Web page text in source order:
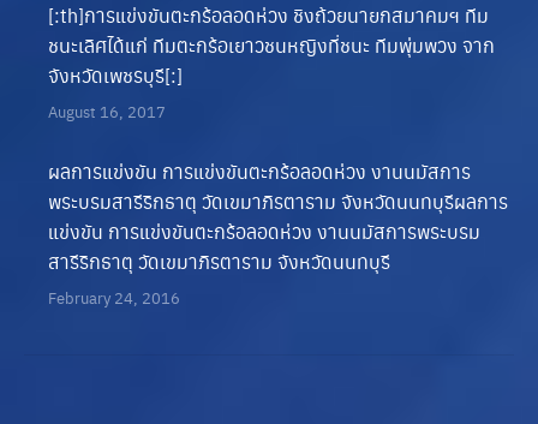
[:th]การแข่งขันตะกร้อลอดห่วง ชิงถ้วยนายกสมาคมฯ ทีม
ชนะเลิศได้แก่ ทีมตะกร้อเยาวชนหญิงที่ชนะ ทีมพุ่มพวง จาก
จังหวัดเพชรบุรี[:]
August 16, 2017
ผลการแข่งขัน การแข่งขันตะกร้อลอดห่วง งานนมัสการ
พระบรมสารีริกธาตุ วัดเขมาภิรตาราม จังหวัดนนทบุรีผลการ
แข่งขัน การแข่งขันตะกร้อลอดห่วง งานนมัสการพระบรม
สารีริกธาตุ วัดเขมาภิรตาราม จังหวัดนนทบุรี
February 24, 2016